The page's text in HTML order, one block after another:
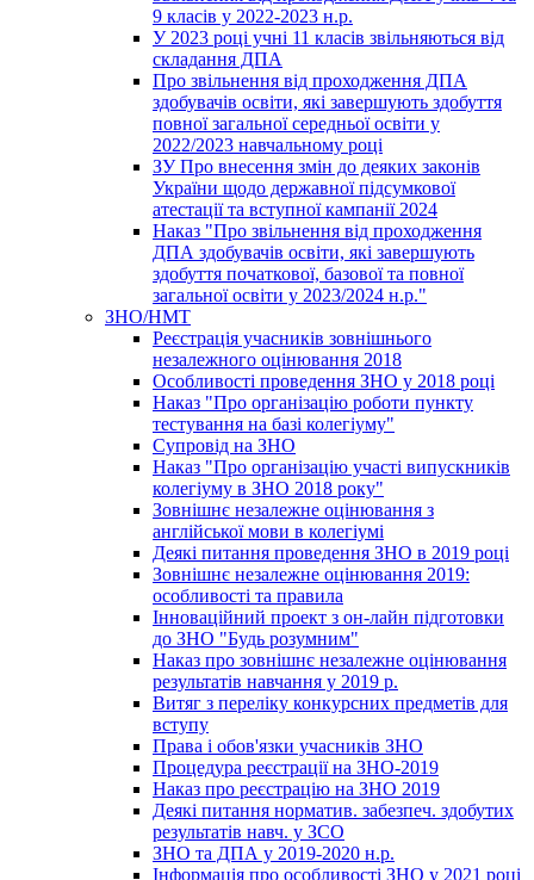
9 класів у 2022-2023 н.р.
У 2023 році учні 11 класів звільняються від
складання ДПА
Про звільнення від проходження ДПА
здобувачів освіти, які завершують здобуття
повної загальної середньої освіти у
2022/2023 навчальному році
ЗУ Про внесення змін до деяких законів
України щодо державної підсумкової
атестації та вступної кампанії 2024
Наказ "Про звільнення від проходження
ДПА здобувачів освіти, які завершують
здобуття початкової, базової та повної
загальної освіти у 2023/2024 н.р."
ЗНО/НМТ
Реєстрація учасників зовнішнього
незалежного оцінювання 2018
Особливості проведення ЗНО у 2018 році
Наказ "Про організацію роботи пункту
тестування на базі колегіуму"
Супровід на ЗНО
Наказ "Про організацію участі випускників
колегіуму в ЗНО 2018 року"
Зовнішнє незалежне оцінювання з
англійської мови в колегіумі
Деякі питання проведення ЗНО в 2019 році
Зовнішнє незалежне оцінювання 2019:
особливості та правила
Інноваційний проект з он-лайн підготовки
до ЗНО "Будь розумним"
Наказ про зовнішнє незалежне оцінювання
результатів навчання у 2019 р.
Витяг з переліку конкурсних предметів для
вступу
Права і обов'язки учасників ЗНО
Процедура реєстрації на ЗНО-2019
Наказ про реєстрацію на ЗНО 2019
Деякі питання норматив. забезпеч. здобутих
результатів навч. у ЗСО
ЗНО та ДПА у 2019-2020 н.р.
Інформація про особливості ЗНО у 2021 році